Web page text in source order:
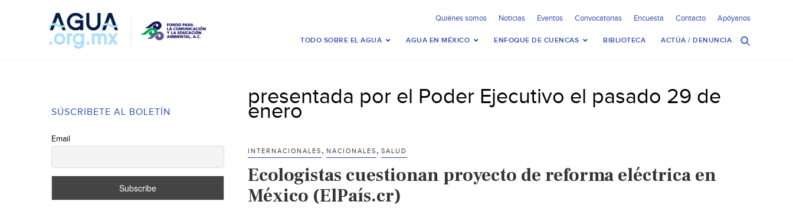
Quiénes somos Noticias Eventos Convocatorias Encuesta Contacto Apóyanos
TODO SOBRE EL AGUA AGUA EN MÉXICO ENFOQUE DE CUENCAS BIBLIOTECA ACTÚA / DENUNCIA
SÚSCRIBETE AL BOLETÍN
Email
presentada por el Poder Ejecutivo el pasado 29 de
enero
INTERNACIONALES , NACIONALES , SALUD
Ecologistas cuestionan proyecto de reforma eléctrica en
México (ElPaís.cr)